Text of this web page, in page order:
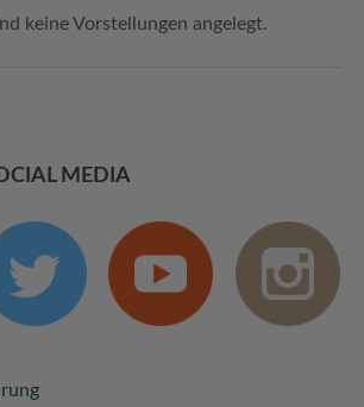
keine Vorstellungen angelegt.
MEDIA